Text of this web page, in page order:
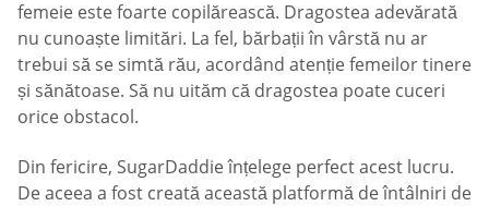
femeie este foarte copilărească. Dragostea adevărată
nu cunoaște limitări. La fel, bărbații în vârstă nu ar
trebui să se simtă rău, acordând atenție femeilor tinere
și sănătoase. Să nu uităm că dragostea poate cuceri
orice obstacol.
Din fericire, SugarDaddie înțelege perfect acest lucru.
De aceea a fost creată această platformă de întâlniri de